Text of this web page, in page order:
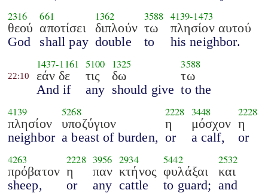
2316
θεού
God
661
αποτίσει
shall pay
1362
διπλούν
double
3588
τω
to
4139-1473
πλησίον αυτού
his neighbor.
22:10
1437-1161
εάν δε
And if
5100
τις
any
1325
δω
should give
3588
τω
to the
4139
πλησίον
neighbor
5268
υποζύγιον
a beast of burden,
2228
η
or
3448
μόσχον
a calf,
2228
η
or
4263
πρόβατον
sheep,
2228
η
or
3956
παν
any
2934
κτήνος
cattle
5442
φυλάξαι
to guard;
2532
και
and